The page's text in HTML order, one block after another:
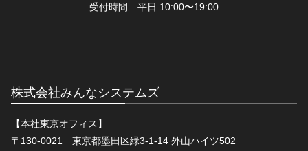
受付時間 平日 10:00〜19:00
株式会社みんなシステムズ
【本社東京オフィス】
〒130-0021 東京都墨田区緑3-1-14 外山ハイツ502